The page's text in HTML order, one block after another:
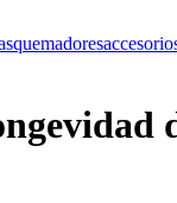
quemadores